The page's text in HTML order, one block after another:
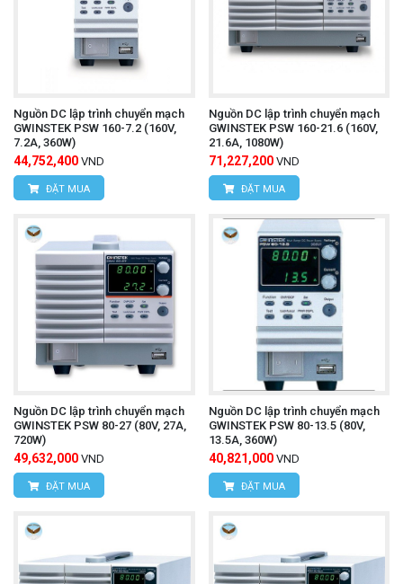
Nguồn DC lập trình chuyển mạch
GWINSTEK PSW 160-7.2 (160V,
7.2A, 360W)
44,752,400 VND
ĐẶT MUA
Nguồn DC lập trình chuyển mạch
GWINSTEK PSW 160-21.6 (160V,
21.6A, 1080W)
71,227,200 VND
ĐẶT MUA
Nguồn DC lập trình chuyển mạch
GWINSTEK PSW 80-27 (80V, 27A,
720W)
49,632,000 VND
ĐẶT MUA
Nguồn DC lập trình chuyển mạch
GWINSTEK PSW 80-13.5 (80V,
13.5A, 360W)
40,821,000 VND
ĐẶT MUA